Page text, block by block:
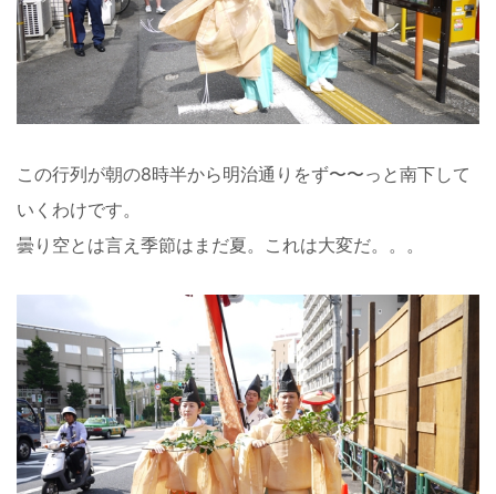
この行列が朝の8時半から明治通りをず〜〜っと南下して
いくわけです。
曇り空とは言え季節はまだ夏。これは大変だ。。。